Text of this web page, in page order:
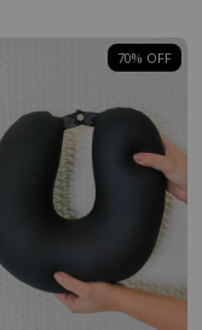
70% OFF